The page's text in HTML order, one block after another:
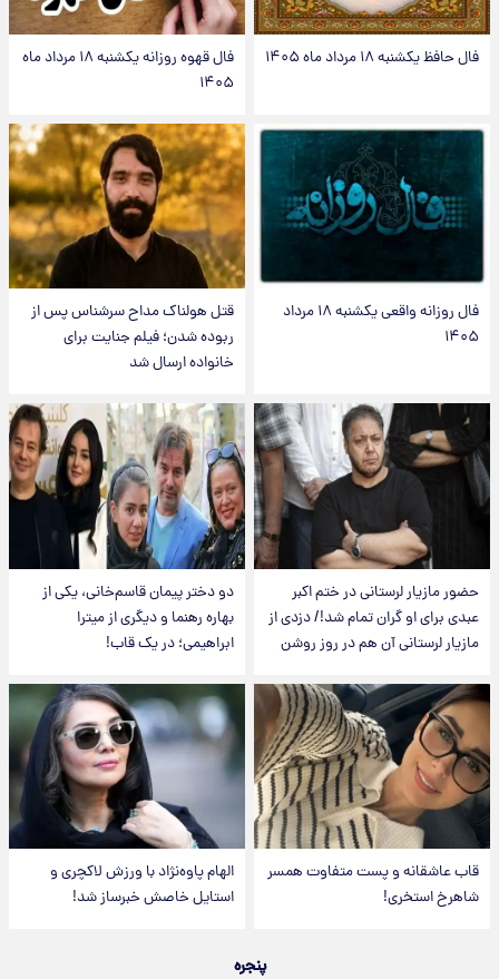
فال حافظ یکشنبه ۱۸ مرداد ماه ۱۴۰۵
فال قهوه روزانه یکشنبه ۱۸ مرداد ماه
۱۴۰۵
فال روزانه واقعی یکشنبه ۱۸ مرداد
۱۴۰۵
قتل هولناک مداح سرشناس پس از
ربوده شدن؛ فیلم جنایت برای
خانواده ارسال شد
حضور مازیار لرستانی در ختم اکبر
عبدی برای او گران تمام شد!/ دزدی از
مازیار لرستانی آن هم در روز روشن
دو دختر پیمان قاسم‌خانی، یکی از
بهاره رهنما و دیگری از میترا
ابراهیمی؛ در یک قاب!
قاب عاشقانه و پست متفاوت همسر
شاهرخ استخری!
الهام پاوه‌نژاد با ورزش لاکچری و
استایل خاصش خبرساز شد!
پنجره